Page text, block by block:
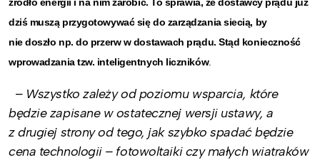
dziś muszą przygotowywać się do zarządzania siecią, by
nie doszło np. do przerw w dostawach prądu. Stąd konieczność
wprowadzania tzw. inteligentnych liczników.
– Wszystko zależy od poziomu wsparcia, które
będzie zapisane w ostatecznej wersji ustawy, a
z drugiej strony od tego, jak szybko spadać będzie
cena technologii – fotowoltaiki czy małych wiatraków